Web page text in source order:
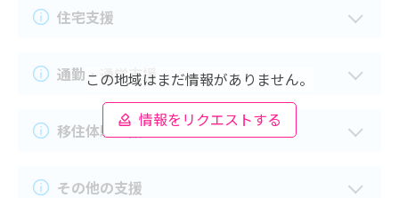
この地域はまだ情報がありません。
情報をリクエストする
住宅支援
通勤・通学支援
移住体験支援
その他の支援